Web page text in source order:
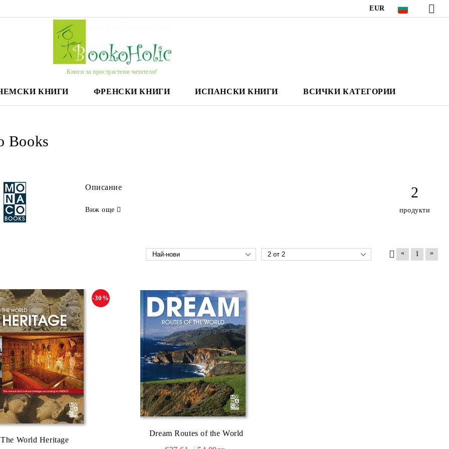
EUR
Книги за пристрастени читатели!
КНИГИ ФРЕНСКИ КНИГИ ИСПАНСКИ КНИГИ ВСИЧКИ КАТЕГОРИИ
Books
Описание
Виж още
2
продукти
« 1 »
The World Heritage
-30%
Dream Routes of the World